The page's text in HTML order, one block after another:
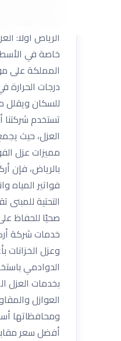
الرياض أولًا:
خاصة في
المملكة على
درجات الحرارة
للسكان ويقلل
تستخدم
العزل، حيث
مميزات عزل
بالرياض، فإن
فواتير المياه
التحتية
صحيًا للحفاظ
خدمات شركة
وعزل
الدوادمي
بخدمات العزل
العوازل
ومحافظاتها
أفضل سعر